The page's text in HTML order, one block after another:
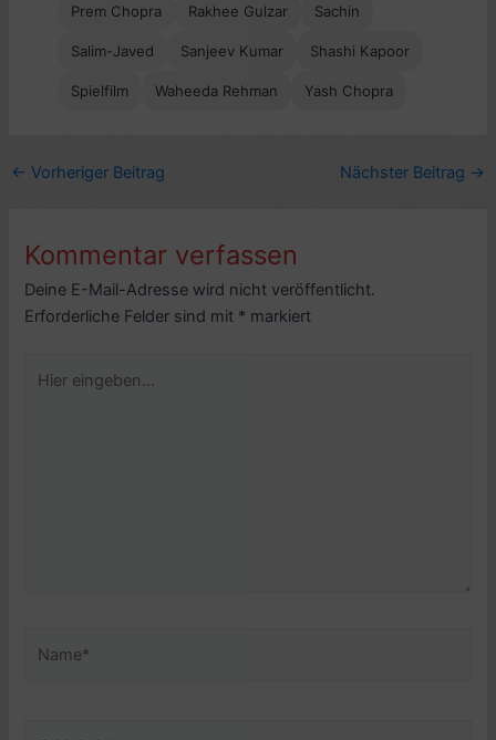
Prem Chopra Rakhee Gulzar Sachin
Salim-Javed Sanjeev Kumar Shashi Kapoor
Spielfilm Waheeda Rehman Yash Chopra
← Vorheriger Beitrag Nächster Beitrag →
Kommentar verfassen
Deine E-Mail-Adresse wird nicht veröffentlicht.
Erforderliche Felder sind mit * markiert
eingeben…